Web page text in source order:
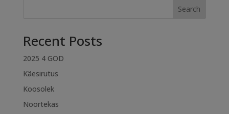
Search
Recent Posts
2025 4 GOD
Käesirutus
Koosolek
Noortekas